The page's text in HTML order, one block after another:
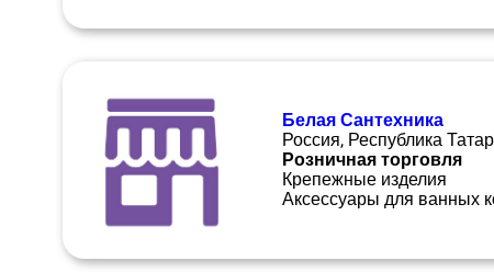
Белая Сантехника
Россия, Республика
Розничная торговля
Крепежные изделия
Аксессуары для ванных